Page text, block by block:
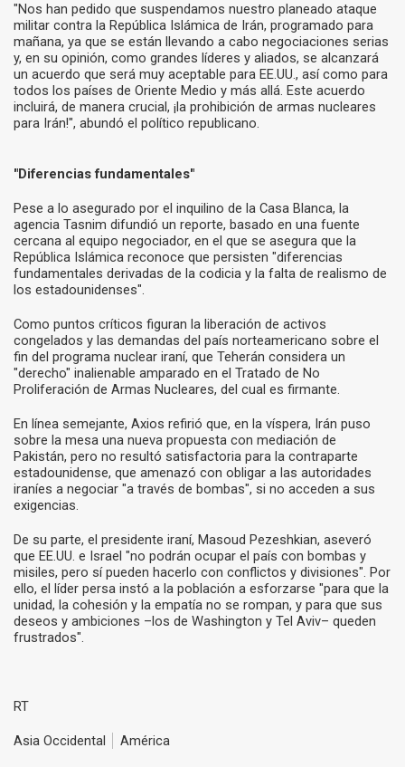
"Nos han pedido que suspendamos nuestro planeado ataque
militar contra la República Islámica de Irán, programado para
mañana, ya que se están llevando a cabo negociaciones serias
y, en su opinión, como grandes líderes y aliados, se alcanzará
un acuerdo que será muy aceptable para EE.UU., así como para
todos los países de Oriente Medio y más allá. Este acuerdo
incluirá, de manera crucial, ¡la prohibición de armas nucleares
para Irán!", abundó el político republicano.
"Diferencias fundamentales"
Pese a lo asegurado por el inquilino de la Casa Blanca, la
agencia Tasnim difundió un reporte, basado en una fuente
cercana al equipo negociador, en el que se asegura que la
República Islámica reconoce que persisten "diferencias
fundamentales derivadas de la codicia y la falta de realismo de
los estadounidenses".
Como puntos críticos figuran la liberación de activos
congelados y las demandas del país norteamericano sobre el
fin del programa nuclear iraní, que Teherán considera un
"derecho" inalienable amparado en el Tratado de No
Proliferación de Armas Nucleares, del cual es firmante.
En línea semejante, Axios refirió que, en la víspera, Irán puso
sobre la mesa una nueva propuesta con mediación de
Pakistán, pero no resultó satisfactoria para la contraparte
estadounidense, que amenazó con obligar a las autoridades
iraníes a negociar "a través de bombas", si no acceden a sus
exigencias.
De su parte, el presidente iraní, Masoud Pezeshkian, aseveró
que EE.UU. e Israel "no podrán ocupar el país con bombas y
misiles, pero sí pueden hacerlo con conflictos y divisiones". Por
ello, el líder persa instó a la población a esforzarse "para que la
unidad, la cohesión y la empatía no se rompan, y para que sus
deseos y ambiciones –los de Washington y Tel Aviv– queden
frustrados".
RT
Asia Occidental América